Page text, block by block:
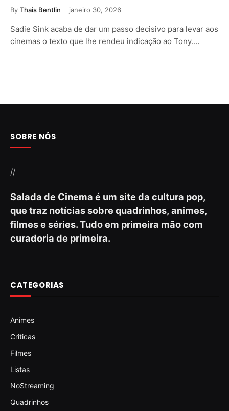
By Thais Bentlin janeiro 30, 2026
Sadie Sink acaba de dar um passo decisivo para levar aos
cinemas o texto que lhe rendeu indicação ao Tony.…
SOBRE NÓS
//
Salada de Cinema é um site da cultura pop,
que traz notícias sobre quadrinhos, animes,
filmes e séries. Tudo em primeira mão com
curadoria de primeira.
CATEGORIAS
Animes
Criticas
Filmes
Listas
NoStreaming
Quadrinhos